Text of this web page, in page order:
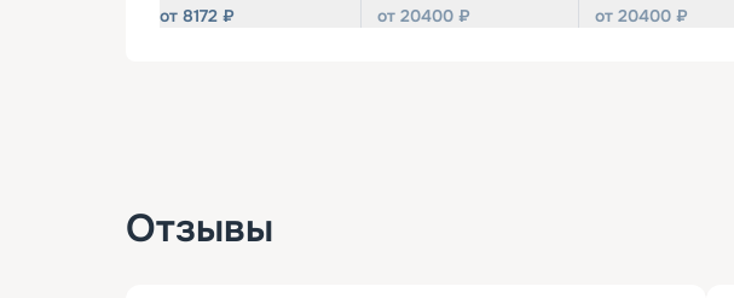
от 8172 ₽ от 20400 ₽ от 20400 ₽
Отзывы